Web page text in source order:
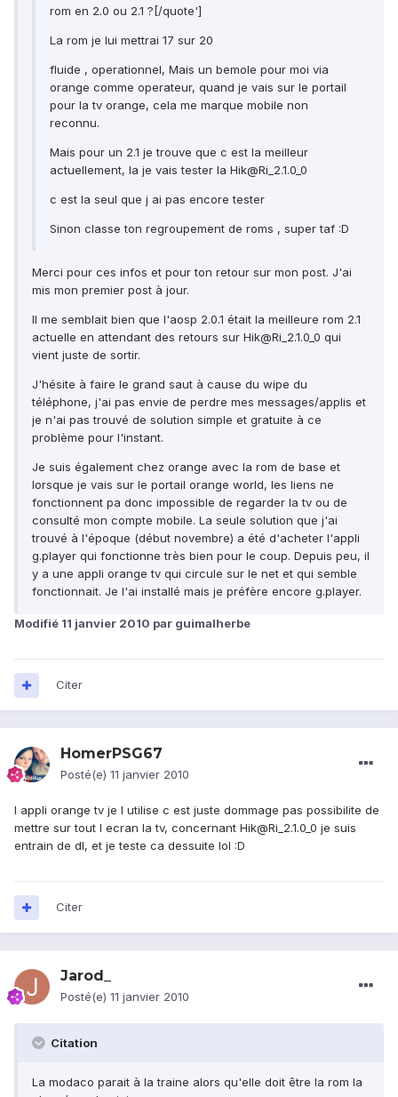
rom en 2.0 ou 2.1 ?[/quote']
La rom je lui mettrai 17 sur 20
fluide , operationnel, Mais un bemole pour moi via
orange comme operateur, quand je vais sur le portail
pour la tv orange, cela me marque mobile non
reconnu.
Mais pour un 2.1 je trouve que c est la meilleur
actuellement, la je vais tester la Hik@Ri_2.1.0_0
c est la seul que j ai pas encore tester
Sinon classe ton regroupement de roms , super taf :D
Merci pour ces infos et pour ton retour sur mon post. J'ai
mis mon premier post à jour.
Il me semblait bien que l'aosp 2.0.1 était la meilleure rom 2.1
actuelle en attendant des retours sur Hik@Ri_2.1.0_0 qui
vient juste de sortir.
J'hésite à faire le grand saut à cause du wipe du
téléphone, j'ai pas envie de perdre mes messages/applis et
je n'ai pas trouvé de solution simple et gratuite à ce
problème pour l'instant.
Je suis également chez orange avec la rom de base et
lorsque je vais sur le portail orange world, les liens ne
fonctionnent pa donc impossible de regarder la tv ou de
consulté mon compte mobile. La seule solution que j'ai
trouvé à l'époque (début novembre) a été d'acheter l'appli
g.player qui fonctionne très bien pour le coup. Depuis peu, il
y a une appli orange tv qui circule sur le net et qui semble
fonctionnait. Je l'ai installé mais je préfère encore g.player.
Modifié 11 janvier 2010 par guimalherbe
Citer
HomerPSG67
Posté(e) 11 janvier 2010
l appli orange tv je l utilise c est juste dommage pas possibilite de
mettre sur tout l ecran la tv, concernant Hik@Ri_2.1.0_0 je suis
entrain de dl, et je teste ca dessuite lol :D
Citer
Jarod_
Posté(e) 11 janvier 2010
Citation
La modaco parait à la traine alors qu'elle doit être la rom la